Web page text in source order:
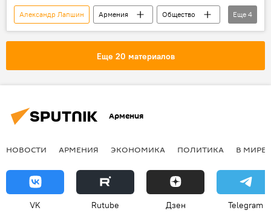
Александр Лапшин Армения
Общество
В мире
Культура
Уругвай
Еще 4
Еще 20 материалов
Армения
НОВОСТИ АРМЕНИЯ ЭКОНОМИКА ПОЛИТИКА В МИРЕ
VK Rutube Дзен Telegram